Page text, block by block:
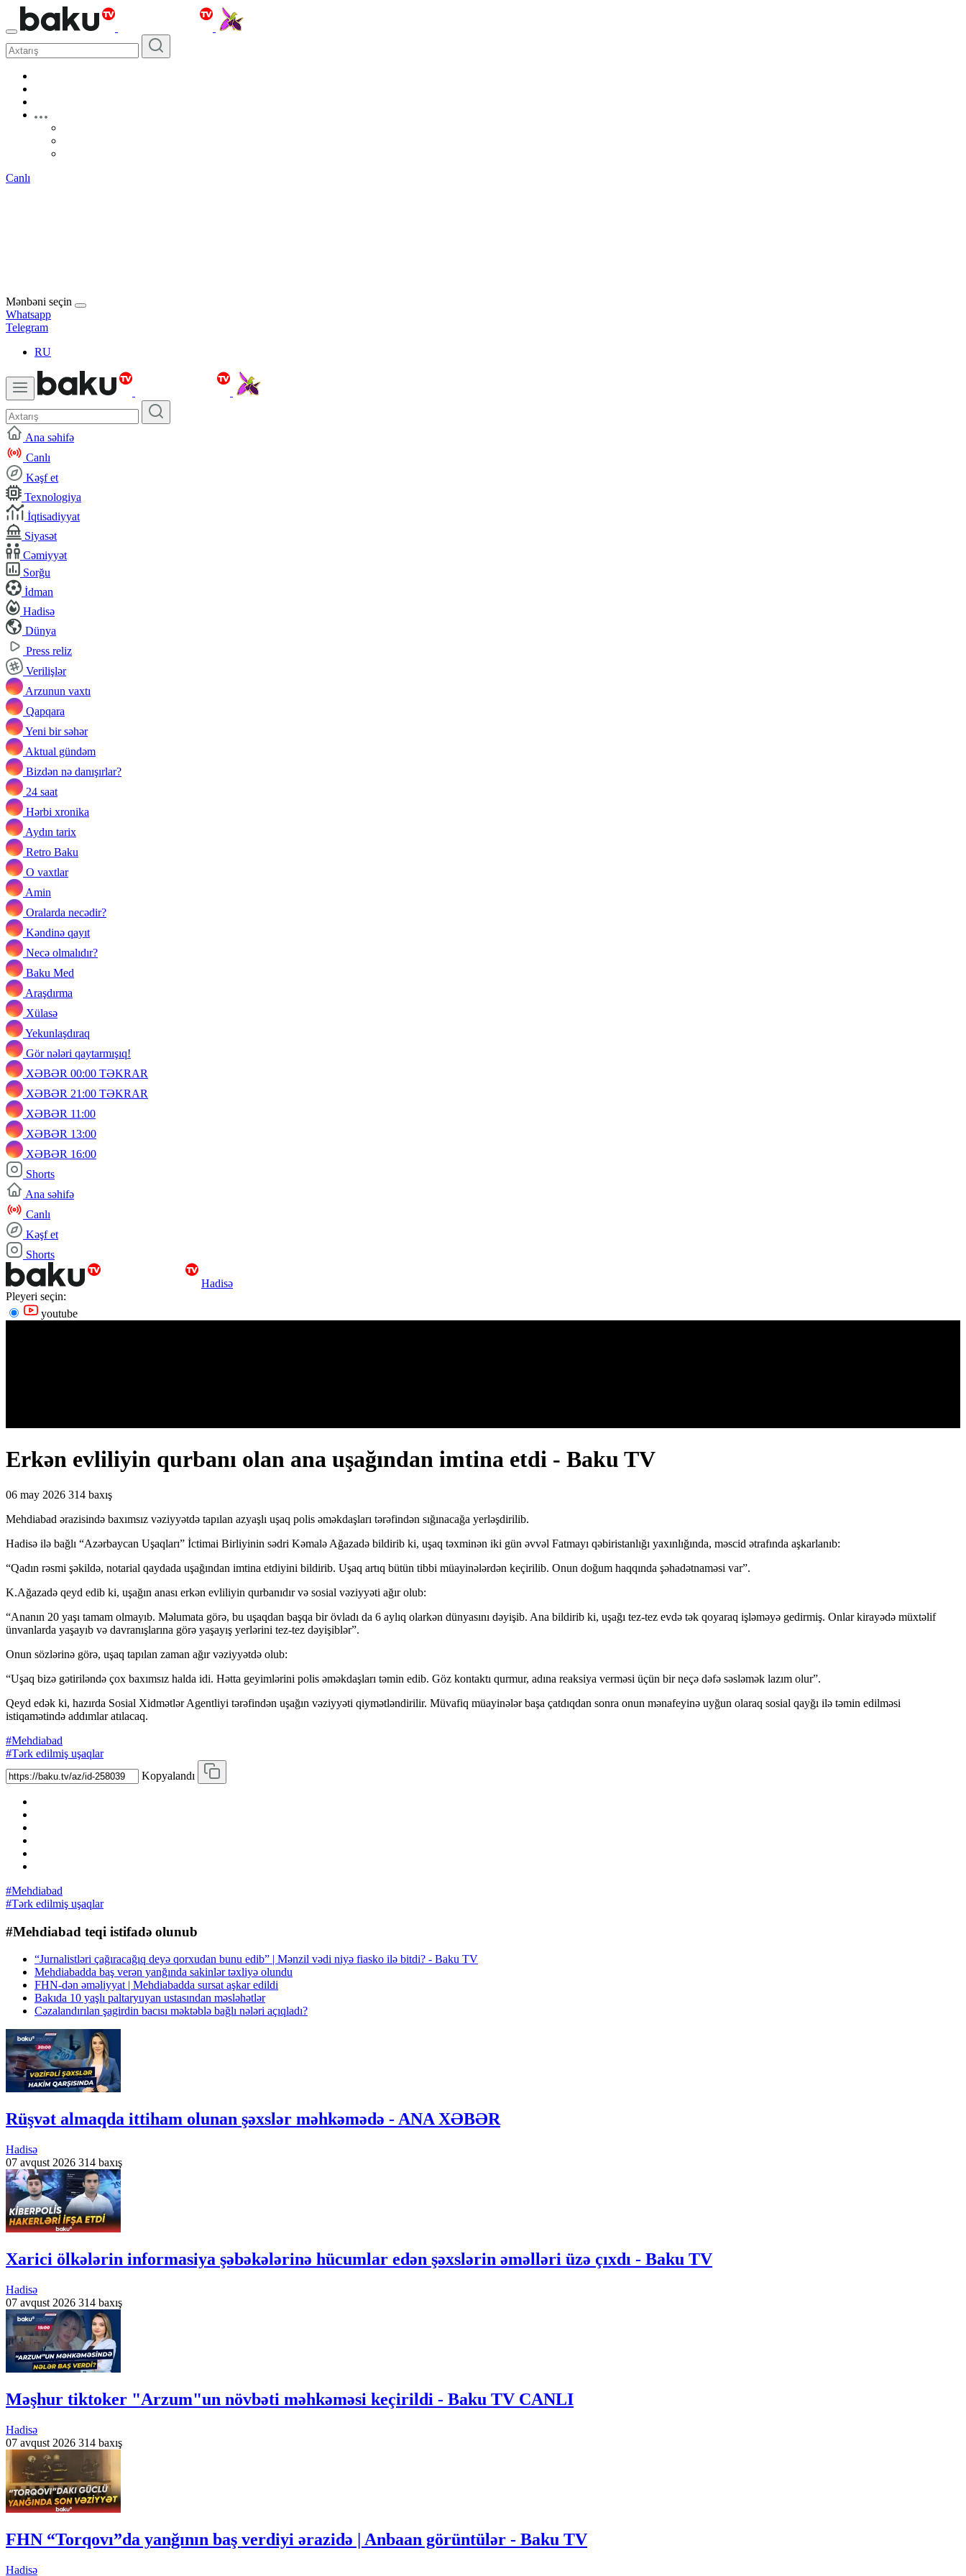
Canlı
Mənbəni seçin
Whatsapp
Telegram
RU
Ana səhifə
Canlı
Kəşf et
Texnologiya
İqtisadiyyat
Siyasət
Cəmiyyət
Sorğu
İdman
Hadisə
Dünya
Press reliz
Verilişlər
Arzunun vaxtı
Qapqara
Yeni bir səhər
Aktual gündəm
Bizdən nə danışırlar?
24 saat
Hərbi xronika
Aydın tarix
Retro Baku
O vaxtlar
Amin
Oralarda necədir?
Kəndinə qayıt
Necə olmalıdır?
Baku Med
Araşdırma
Xülasə
Yekunlaşdıraq
Gör nələri qaytarmışıq!
XƏBƏR 00:00 TƏKRAR
XƏBƏR 21:00 TƏKRAR
XƏBƏR 11:00
XƏBƏR 13:00
XƏBƏR 16:00
Shorts
Ana səhifə
Canlı
Kəşf et
Shorts
Hadisə
Pleyeri seçin:
youtube
Erkən evliliyin qurbanı olan ana uşağından imtina etdi - Baku TV
06 may 2026 314 baxış
Mehdiabad ərazisində baxımsız vəziyyətdə tapılan azyaşlı uşaq polis əməkdaşları tərəfindən sığınacağa yerləşdirilib.
Hadisə ilə bağlı “Azərbaycan Uşaqları” İctimai Birliyinin sədri Kəmalə Ağazadə bildirib ki, uşaq təxminən iki gün əvvəl Fatmayı qəbiristanlığı yaxınlığında, məscid ətrafında aşkarlanıb:
“Qadın rəsmi şəkildə, notarial qaydada uşağından imtina etdiyini bildirib. Uşaq artıq bütün tibbi müayinələrdən keçirilib. Onun doğum haqqında şəhadətnaməsi var”.
K.Ağazadə qeyd edib ki, uşağın anası erkən evliliyin qurbanıdır və sosial vəziyyəti ağır olub:
“Ananın 20 yaşı tamam olmayıb. Məlumata görə, bu uşaqdan başqa bir övladı da 6 aylıq olarkən dünyasını dəyişib. Ana bildirib ki, uşağı tez-tez evdə tək qoyaraq işləməyə gedirmiş. Onlar kirayədə müxtəlif
ünvanlarda yaşayıb və davranışlarına görə yaşayış yerlərini tez-tez dəyişiblər”.
Onun sözlərinə görə, uşaq tapılan zaman ağır vəziyyətdə olub:
“Uşaq bizə gətiriləndə çox baxımsız halda idi. Hətta geyimlərini polis əməkdaşları təmin edib. Göz kontaktı qurmur, adına reaksiya verməsi üçün bir neçə dəfə səsləmək lazım olur”.
Qeyd edək ki, hazırda Sosial Xidmətlər Agentliyi tərəfindən uşağın vəziyyəti qiymətləndirilir. Müvafiq müayinələr başa çatdıqdan sonra onun mənafeyinə uyğun olaraq sosial qayğı ilə təmin edilməsi
istiqamətində addımlar atılacaq.
#Mehdiabad
#Tərk edilmiş uşaqlar
Kopyalandı
#Mehdiabad
#Tərk edilmiş uşaqlar
#Mehdiabad teqi istifadə olunub
“Jurnalistləri çağıracağıq deyə qorxudan bunu edib” | Mənzil vədi niyə fiasko ilə bitdi? - Baku TV
Mehdiabadda baş verən yanğında sakinlər təxliyə olundu
FHN-dən əməliyyat | Mehdiabadda sursat aşkar edildi
Bakıda 10 yaşlı paltaryuyan ustasından məsləhətlər
Cəzalandırılan şagirdin bacısı məktəblə bağlı nələri açıqladı?
Rüşvət almaqda ittiham olunan şəxslər məhkəmədə - ANA XƏBƏR
Hadisə
07 avqust 2026 314 baxış
Xarici ölkələrin informasiya şəbəkələrinə hücumlar edən şəxslərin əməlləri üzə çıxdı - Baku TV
Hadisə
07 avqust 2026 314 baxış
Məşhur tiktoker "Arzum"un növbəti məhkəməsi keçirildi - Baku TV CANLI
Hadisə
07 avqust 2026 314 baxış
FHN “Torqovı”da yanğının baş verdiyi ərazidə | Anbaan görüntülər - Baku TV
Hadisə